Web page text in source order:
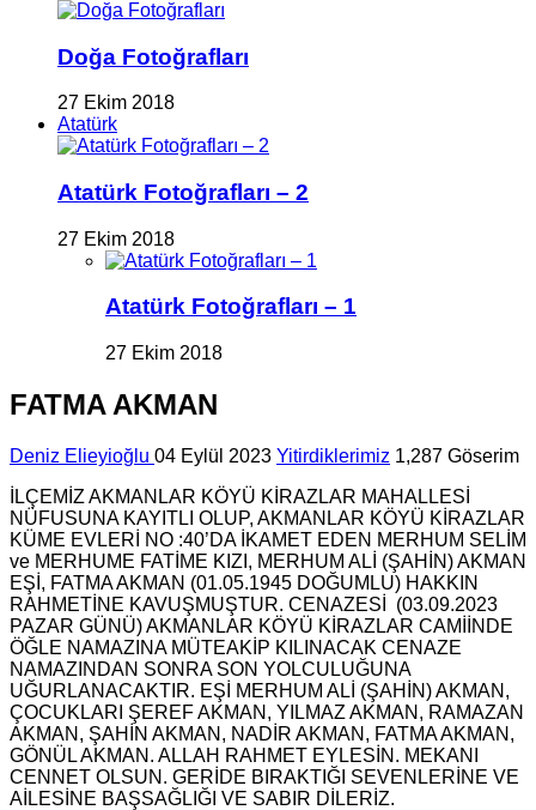
Doğa Fotoğrafları
27 Ekim 2018
Atatürk
Atatürk Fotoğrafları – 2
27 Ekim 2018
Atatürk Fotoğrafları – 1
27 Ekim 2018
FATMA AKMAN
Deniz Elieyioğlu 04 Eylül 2023 Yitirdiklerimiz 1,287 Göserim
İLÇEMİZ AKMANLAR KÖYÜ KİRAZLAR MAHALLESİ
NÜFUSUNA KAYITLI OLUP, AKMANLAR KÖYÜ KİRAZLAR
KÜME EVLERİ NO :40’DA İKAMET EDEN MERHUM SELİM
ve MERHUME FATİME KIZI, MERHUM ALİ (ŞAHİN) AKMAN
EŞİ, FATMA AKMAN (01.05.1945 DOĞUMLU) HAKKIN
RAHMETİNE KAVUŞMUŞTUR. CENAZESİ (03.09.2023
PAZAR GÜNÜ) AKMANLAR KÖYÜ KİRAZLAR CAMİİNDE
ÖĞLE NAMAZINA MÜTEAKİP KILINACAK CENAZE
NAMAZINDAN SONRA SON YOLCULUĞUNA
UĞURLANACAKTIR. EŞİ MERHUM ALİ (ŞAHİN) AKMAN,
ÇOCUKLARI ŞEREF AKMAN, YILMAZ AKMAN, RAMAZAN
AKMAN, ŞAHİN AKMAN, NADİR AKMAN, FATMA AKMAN,
GÖNÜL AKMAN. ALLAH RAHMET EYLESİN. MEKANI
CENNET OLSUN. GERİDE BIRAKTIĞI SEVENLERİNE VE
AİLESİNE BAŞSAĞLIĞI VE SABIR DİLERİZ.